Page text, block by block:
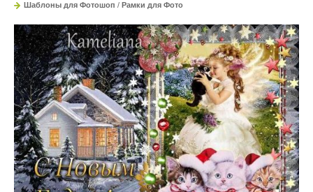
Шаблоны для Фотошоп / Рамки для Фото